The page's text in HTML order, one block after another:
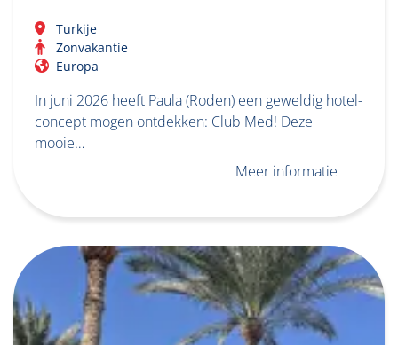
Turkije
Zonvakantie
Europa
In juni 2026 heeft Paula (Roden) een geweldig hotel-
concept mogen ontdekken: Club Med! Deze
mooie…
Meer informatie